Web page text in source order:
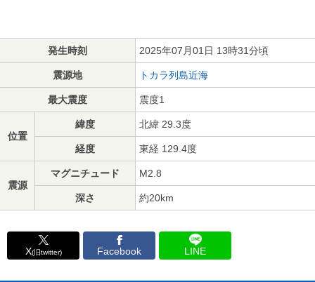
発生時刻 2025年07月01日 13時31分頃
震源地 トカラ列島近海
最大震度 震度1
位置
緯度 北緯 29.3度
経度 東経 129.4度
震源
マグニチュード M2.8
深さ 約20km
X(旧twitter) Facebook LINE